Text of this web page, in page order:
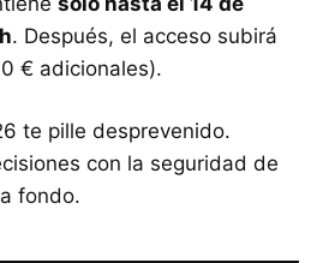
. Después, el acceso subirá
€ adicionales).
te pille desprevenido.
con la seguridad de
fondo.